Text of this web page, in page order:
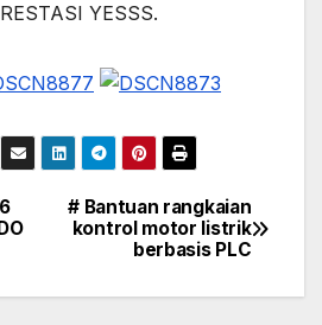
YESSS.
# Bantuan rangkaian
kontrol motor listrik
berbasis PLC